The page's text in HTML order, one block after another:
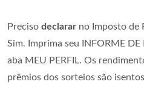
Preciso declarar no Imposto de
Sim. Imprima seu INFORME
aba MEU PERFIL. Os
prêmios dos sorteios são